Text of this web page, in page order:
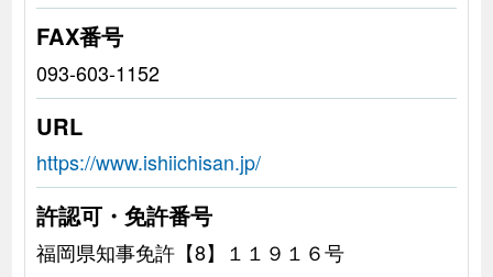
FAX番号
093-603-1152
URL
https://www.ishiichisan.jp/
許認可・免許番号
福岡県知事免許【8】１１９１６号